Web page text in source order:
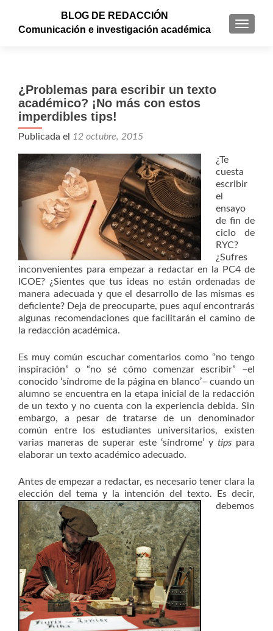
BLOG DE REDACCIÓN
Comunicación e investigación académica
¿Problemas para escribir un texto
académico? ¡No más con estos
imperdibles tips!
Publicada el 12 octubre, 2015
¿Te
cuesta
escribir
el
ensayo
de fin de
ciclo de
RYC?
¿Sufres
inconvenientes para empezar a redactar en la PC4 de
ICOE? ¿Sientes que tus ideas no están ordenadas de
manera adecuada y que el desarrollo de las mismas es
deficiente? Deja de preocuparte, pues aquí encontrarás
algunas recomendaciones que facilitarán el camino de
la redacción académica.
Es muy común escuchar comentarios como “no tengo
inspiración” o “no sé cómo comenzar escribir” –el
conocido ‘síndrome de la página en blanco’– cuando un
alumno se encuentra en la etapa inicial de la redacción
de un texto y no cuenta con la experiencia debida. Sin
embargo, a pesar de tratarse de un denominador
común entre los estudiantes universitarios, existen
varias maneras de superar este ‘síndrome’ y tips para
elaborar un texto académico adecuado.
Antes de empezar a redactar, es necesario tener clara la
elección del tema y la intención del
texto. Es decir,
debemos